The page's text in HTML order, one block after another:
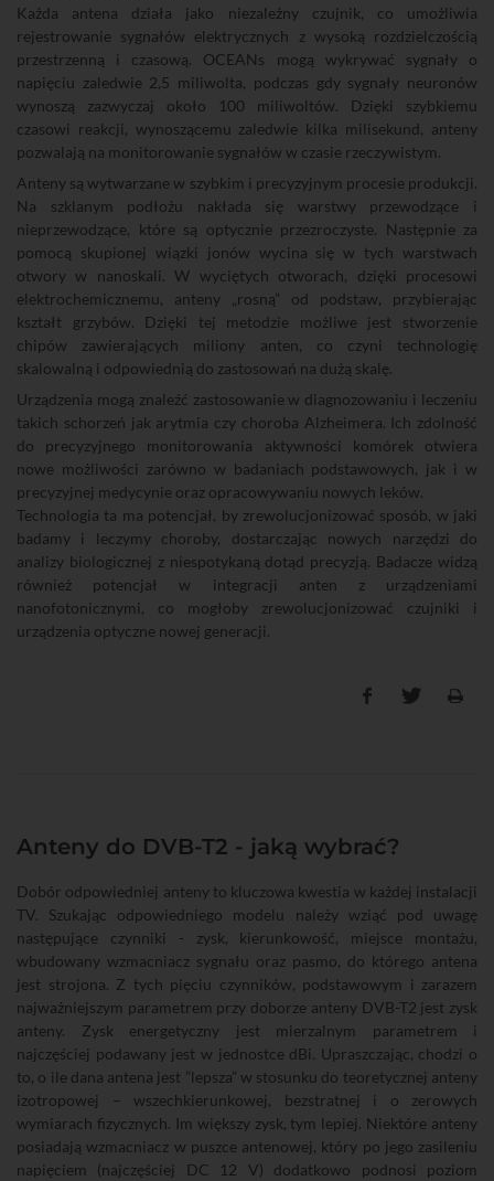
Każda antena działa jako niezależny czujnik, co umożliwia
rejestrowanie sygnałów elektrycznych z wysoką rozdzielczością
przestrzenną i czasową. OCEANs mogą wykrywać sygnały o
napięciu zaledwie 2,5 miliwolta, podczas gdy sygnały neuronów
wynoszą zazwyczaj około 100 miliwoltów. Dzięki szybkiemu
czasowi reakcji, wynoszącemu zaledwie kilka milisekund, anteny
pozwalają na monitorowanie sygnałów w czasie rzeczywistym.
Anteny są wytwarzane w szybkim i precyzyjnym procesie produkcji.
Na szklanym podłożu nakłada się warstwy przewodzące i
nieprzewodzące, które są optycznie przezroczyste. Następnie za
pomocą skupionej wiązki jonów wycina się w tych warstwach
otwory w nanoskali. W wyciętych otworach, dzięki procesowi
elektrochemicznemu, anteny „rosną” od podstaw, przybierając
kształt grzybów. Dzięki tej metodzie możliwe jest stworzenie
chipów zawierających miliony anten, co czyni technologię
skalowalną i odpowiednią do zastosowań na dużą skalę.
Urządzenia mogą znaleźć zastosowanie w diagnozowaniu i leczeniu
takich schorzeń jak arytmia czy choroba Alzheimera. Ich zdolność
do precyzyjnego monitorowania aktywności komórek otwiera
nowe możliwości zarówno w badaniach podstawowych, jak i w
precyzyjnej medycynie oraz opracowywaniu nowych leków.
Technologia ta ma potencjał, by zrewolucjonizować sposób, w jaki
badamy i leczymy choroby, dostarczając nowych narzędzi do
analizy biologicznej z niespotykaną dotąd precyzją. Badacze widzą
również potencjał w integracji anten z urządzeniami
nanofotonicznymi, co mogłoby zrewolucjonizować czujniki i
urządzenia optyczne nowej generacji.
Anteny do DVB-T2 - jaką wybrać?
Dobór odpowiedniej anteny to kluczowa kwestia w każdej instalacji
TV. Szukając odpowiedniego modelu należy wziąć pod uwagę
następujące czynniki - zysk, kierunkowość, miejsce montażu,
wbudowany wzmacniacz sygnału oraz pasmo, do którego antena
jest strojona. Z tych pięciu czynników, podstawowym i zarazem
najważniejszym parametrem przy doborze anteny DVB-T2 jest zysk
anteny. Zysk energetyczny jest mierzalnym parametrem i
najczęściej podawany jest w jednostce dBi. Upraszczając, chodzi o
to, o ile dana antena jest ”lepsza” w stosunku do teoretycznej anteny
izotropowej – wszechkierunkowej, bezstratnej i o zerowych
wymiarach fizycznych. Im większy zysk, tym lepiej. Niektóre anteny
posiadają wzmacniacz w puszce antenowej, który po jego zasileniu
napięciem (najczęściej DC 12 V) dodatkowo podnosi poziom